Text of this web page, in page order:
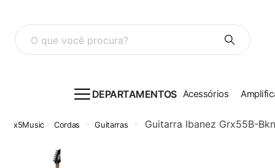
O que você procura?
DEPARTAMENTOS Acessórios
Cordas Guitarras Guitarra Ibanez Grx55B-Bkn